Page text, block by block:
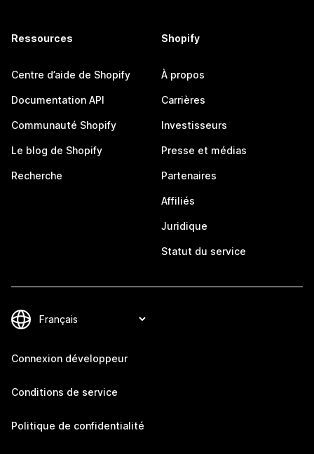
Ressources
Centre d’aide de Shopify
Documentation API
Communauté Shopify
Le blog de Shopify
Recherche
Shopify
À propos
Carrières
Investisseurs
Presse et médias
Partenaires
Affiliés
Juridique
Statut du service
Connexion développeur
Conditions de service
Politique de confidentialité